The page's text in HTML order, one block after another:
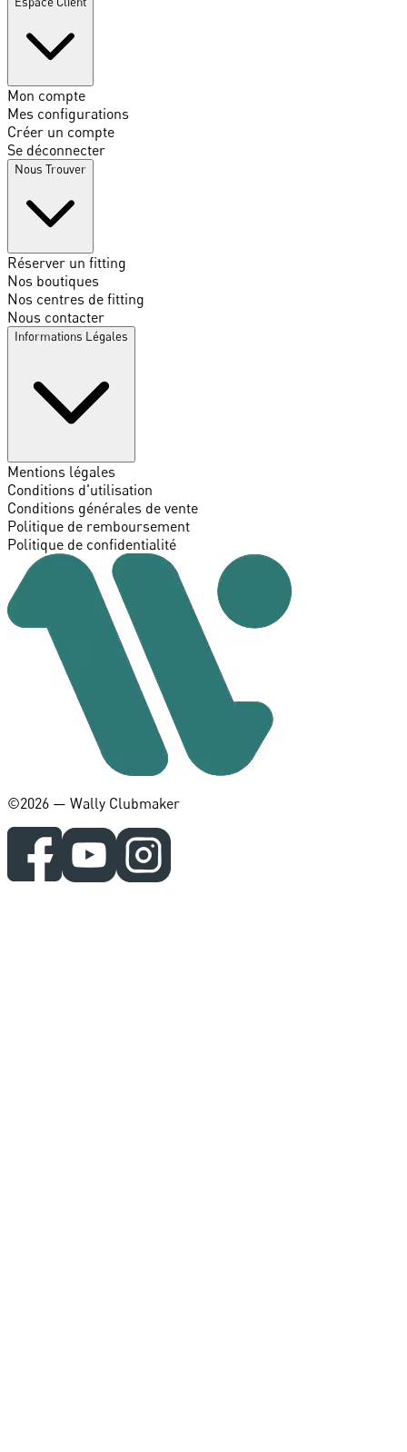
Mon compte
Mes configurations
Créer un compte
Se déconnecter
Nous Trouver
Réserver un fitting
Nos boutiques
Nos centres de fitting
Nous contacter
Informations Légales
Mentions légales
Conditions d'utilisation
Conditions générales de vente
Politique de remboursement
Politique de confidentialité
©️2026 — Wally Clubmaker